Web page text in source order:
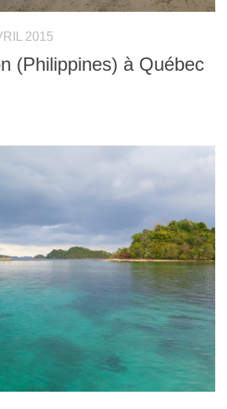
2015
(Philippines) à Québec